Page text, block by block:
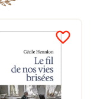
favorite_border